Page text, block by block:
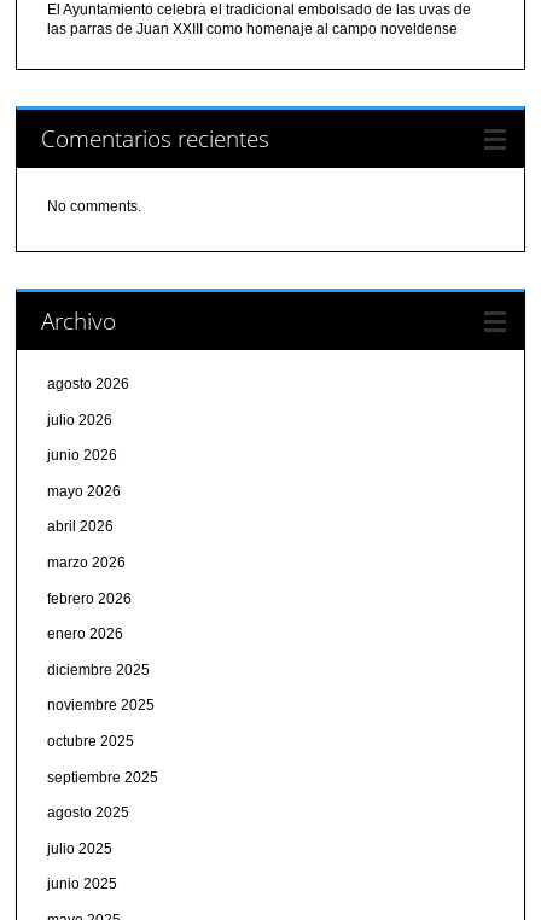
El Ayuntamiento celebra el tradicional embolsado de las uvas de
las parras de Juan XXIII como homenaje al campo noveldense
Comentarios recientes
No comments.
Archivo
agosto 2026
julio 2026
junio 2026
mayo 2026
abril 2026
marzo 2026
febrero 2026
enero 2026
diciembre 2025
noviembre 2025
octubre 2025
septiembre 2025
agosto 2025
julio 2025
junio 2025